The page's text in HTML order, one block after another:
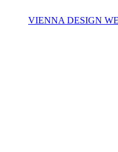
VIENNA DESIGN